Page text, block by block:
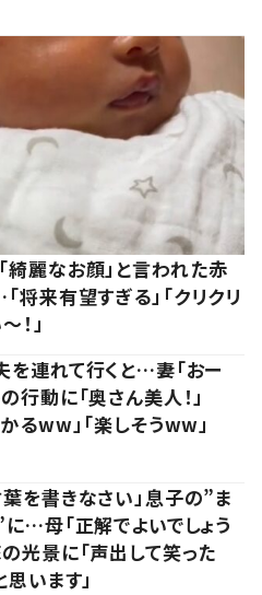
麗なお顔」と言われた赤
来有望すぎる」「クリクリ
！」
を連れて行くと…妻「おー
行動に「奥さん美人！」
るww」「楽しそうww」
葉を書きなさい」息子の”ま
…母「正解でよいでしょう
光景に「声出して笑った
思います」